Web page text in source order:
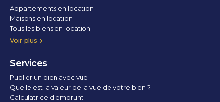
Voir plus
Appartements en location
Maisons en location
Tous les biens en location
Services
Publier un bien avec vue
Quelle est la valeur de la vue de votre bien ?
Calculatrice d’emprunt